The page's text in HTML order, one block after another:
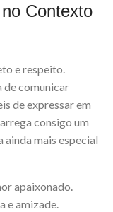
Contexto
e respeito.
de comunicar
de expressar em
consigo um
ainda mais especial
apaixonado.
e amizade.